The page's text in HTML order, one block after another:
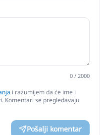
0 / 2000
i razumijem da će ime i
Komentari se pregledavaju
Pošalji komentar